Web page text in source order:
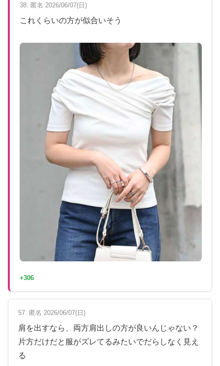
38. 匿名 2026/06/07(日)
これくらいの方が似合いそう
+306
57. 匿名 2026/06/07(日)
肩を出すなら、両方肩出しの方が良いんじゃない？
片方だけだと服がズレてるみたいでだらしなく見え
る